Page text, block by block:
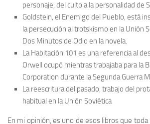
personaje, del culto a la personalidad de
Goldstein, el Enemigo del Pueblo, está
la persecución al trotskismo en la Unión
Dos Minutos de Odio en la novela.
La Habitación 101 es una referencia al
Orwell ocupó mientras trabajaba para la
Corporation durante la Segunda Guerra
La reescritura del pasado, trabajo del
habitual en la Unión Soviética
En mi opinión, es uno de esos libros que